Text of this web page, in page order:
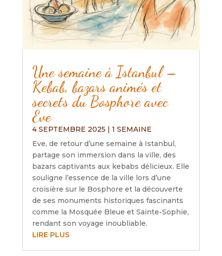
Une semaine à Istanbul –
Kebab, bazars animés et
secrets du Bosphore avec
Eve
4 SEPTEMBRE 2025 | 1 SEMAINE
Eve, de retour d’une semaine à Istanbul,
partage son immersion dans la ville, des
bazars captivants aux kebabs délicieux. Elle
souligne l’essence de la ville lors d’une
croisière sur le Bosphore et la découverte
de ses monuments historiques fascinants
comme la Mosquée Bleue et Sainte-Sophie,
rendant son voyage inoubliable.
LIRE PLUS